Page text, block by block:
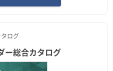
ログ
ー総合カタログ